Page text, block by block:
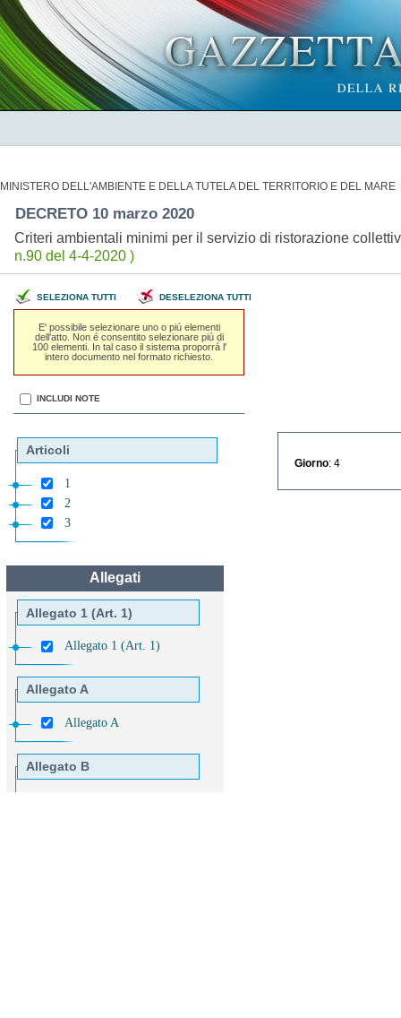
MINISTERO DELL'AMBIENTE E DELLA TUTELA DEL TERRITORIO E DEL MARE
DECRETO 10 marzo 2020
Criteri ambientali minimi per il servizio di ristorazione
n.90 del 4-4-2020 )
SELEZIONA TUTTI DESELEZIONA TUTTI
E' possibile selezionare uno o piú elementi
dell'atto. Non é consentito selezionare piú di
100 elementi. In tal caso il sistema proporrá l'
intero documento nel formato richiesto.
INCLUDI NOTE
Articoli
1
2
3
Allegati
Allegato 1 (Art. 1)
Allegato 1 (Art. 1)
Allegato A
Allegato A
Allegato B
Giorno : 4